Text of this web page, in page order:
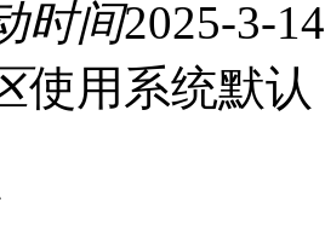
时间2025-3-
使用系统默认